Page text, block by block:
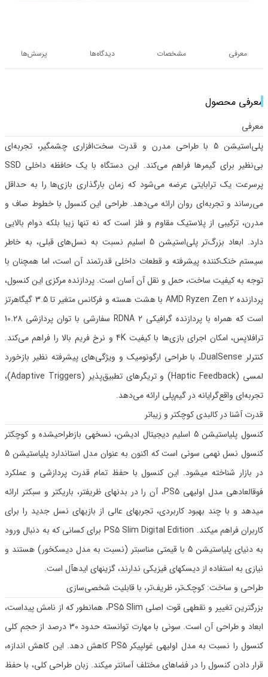
معرفی مشخصات دیدگاه‌ها پرسش‌ها
معرفی محصول
معرفی
پلی‌استیشن 5 با طراحی مدرن و قدرت سخت‌افزاری چشمگیر، تجربه‌ای
بی‌نظیر برای گیمرها فراهم می‌کند. این دستگاه با یک حافظه داخلی SSD
پرسرعت یک ترابایتی عرضه می‌شود که زمان بارگذاری بازی‌ها را به حداقل
می‌رساند و تجربه‌ای روان ارائه می‌دهد. طراحی این کنسول با خطوط صاف و
مدرن، ترکیبی از پلاستیک مقاوم و فلز است که نه تنها زیبا بلکه دوام بالایی
دارد. ابعاد بزرگ‌تر پلی‌استیشن 5 اسلیم نسبت به نسل‌های قبلی، به خاطر
سیستم خنک‌کننده پیشرفته و قطعات داخلی قدرتمند آن است، اما همچنان با
توجه به کیفیت ساخت، حمل و نقل آن آسان است. پردازنده مرکزی این کنسول،
پردازنده AMD Ryzen Zen 2 با هشت هسته و فرکانس متغیر تا 3.5 گیگاهرتز
است که همراه با پردازنده گرافیکی RDNA 2 سفارشی با توان پردازشی 10.28
ترافلاپس، امکان اجرای بازی‌ها با کیفیت 4K و نرخ فریم بالا را فراهم می‌کند.
کنترلر DualSense، با طراحی ارگونومیک و ویژگی‌های پیشرفته نظیر بازخورد
لمسی (Haptic Feedback) و تریگرهای تطبیق‌پذیر (Adaptive Triggers)،
تجربه‌ای واقع‌گرایانه در گیم‌پلی ارائه می‌دهد.
قدرت آشنا در کالبدی کوچکتر و زیباتر
کنسول پلیاستیشن 5 اسلیم دیجیتال ادیشن، نسخهی بازطراحیشده و کوچکتر
کنسول نسل نهمی سونی است که اکنون به عنوان مدل استاندارد پلیاستیشن 5
در بازار شناخته میشود. این کنسول با حفظ تمام قدرت پردازشی و عملکرد
فوقالعادهی مدل اولیهی PS5، آن را در بدنهای ظریفتر، باریکتر و سبکتر ارائه
میدهد و با چند بهبود کاربردی، تجربهای عالی از بازیهای نسل جدید را برای
کاربران فراهم میکند. PS5 Slim Digital Edition برای کسانی که به دنبال ورود
به دنیای پلیاستیشن 5 با قیمتی مناسبتر (نسبت به مدل دیسکخور) هستند و
نیازی به استفاده از دیسکهای فیزیکی ندارند، گزینهای ایدهآل است.
طراحی و ساخت: کوچک‌تر، ظریف‌تر، با قابلیت شخصی‌سازی
بزرگترین تغییر و نقطهی قوت اصلی PS5 Slim، همانطور که از نامش پیداست،
ابعاد و طراحی آن است. سونی با مهارت توانسته حدود 30 درصد از حجم کلی
کنسول را نسبت به مدل اولیهی غولپیکر PS5 کاهش دهد. این کاهش اندازه،
قرار دادن کنسول را در فضاهای مختلف آسانتر میکند. زبان طراحی کلی، با حفظ